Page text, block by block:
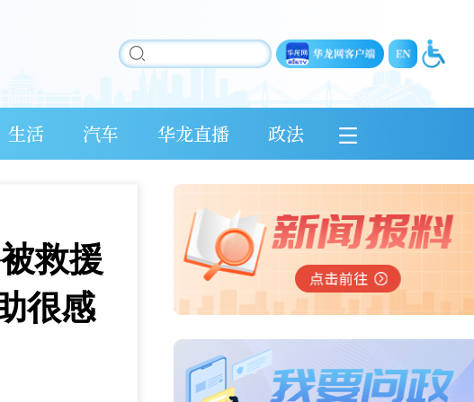
生活 汽车 华龙直播 政法
救援
很感